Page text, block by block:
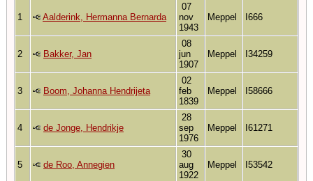
1 Aalderink, Hermanna Bernarda
07
nov
1943
Meppel I666
2 Bakker, Jan
08
jun
1907
Meppel I34259
3 Boom, Johanna Hendrijeta
02
feb
1839
Meppel I58666
4 de Jonge, Hendrikje
28
sep
1976
Meppel I61271
5 de Roo, Annegien
30
aug
1922
Meppel I53542